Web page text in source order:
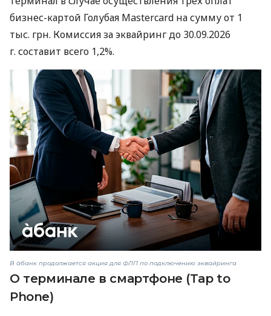
бизнес-картой Голубая Mastercard на сумму от 1
тыс. грн. Комиссия за эквайринг до 30.09.2026
г. составит всего 1,2%.
В àбанк продолжается акция для ФЛП по подключению эквайринга
О терминале в смартфоне (Tap to
Phone)